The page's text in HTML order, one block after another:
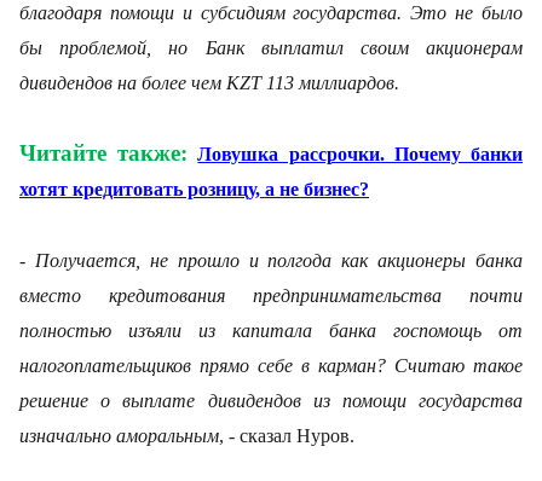
благодаря помощи и субсидиям государства. Это не было
бы проблемой, но Банк выплатил своим акционерам
дивидендов на более чем KZT113 миллиардов.
Читайте также: Ловушка рассрочки. Почему банки
хотят кредитовать розницу, а не бизнес?
- Получается, не прошло и полгода как акционеры банка
вместо кредитования предпринимательства почти
полностью изъяли из капитала банка госпомощь от
налогоплательщиков прямо себе в карман? Считаю такое
решение о выплате дивидендов из помощи государства
изначально аморальным, - сказал Нуров.